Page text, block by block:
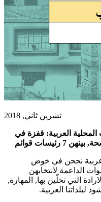
تشرين ثاني, 2018
المحلية العربية: قفزة في
قوة" 27 مرشحة عربية نجحن في خوض
الداعمة لانتخابهن
التي تحلّين بها, المهارة,
لبلداتنا العربية.